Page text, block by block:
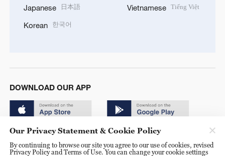
Japanese 日本語
Korean 한국어
Vietnamese Tiếng Việt
DOWNLOAD OUR APP
Our Privacy Statement & Cookie Policy
By continuing to browse our site you agree to our use of cookies, revised
Privacy Policy and Terms of Use. You can change your cookie settings